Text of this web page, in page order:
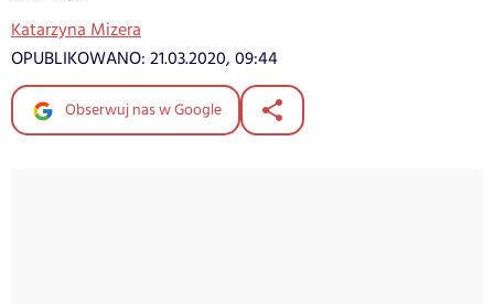
Katarzyna Mizera
OPUBLIKOWANO: 21.03.2020, 09:44
Obserwuj nas w Google